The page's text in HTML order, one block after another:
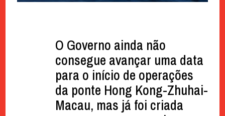
O Governo ainda não
consegue avançar uma data
para o início de operações
da ponte Hong Kong-Zhuhai-
Macau, mas já foi criada